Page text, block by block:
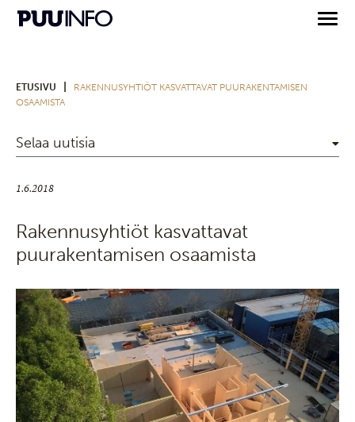
ETUSIVU
RAKENNUSYHTIÖT KASVATTAVAT PUURAKENTAMISEN
OSAAMISTA
Selaa uutisia
1.6.2018
Rakennusyhtiöt kasvattavat
puurakentamisen osaamista